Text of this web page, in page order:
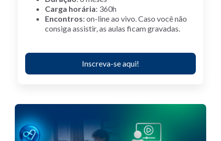
Carga horária: 360h
Encontros: on-line ao vivo. Caso você não
consiga assistir, as aulas ficam gravadas.
Inscreva-se aqui!